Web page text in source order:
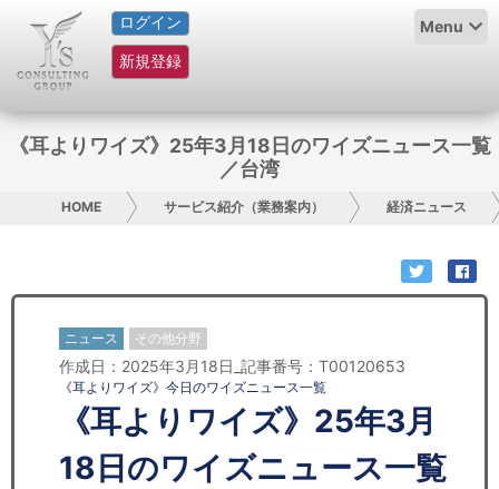
ログイン
新規登録
Menu
HOME
サービス紹介
お問い合わせ
日本人にPR
コンサルティング
リサーチ
《耳よりワイズ》25年3月18日のワイズニュース一覧
／台湾
HOME サービス紹介（業務案内） 経済ニュース
ニュース その他分野
作成日：2025年3月18日_記事番号：T00120653
《耳よりワイズ》今日のワイズニュース一覧
《耳よりワイズ》25年3月
18日のワイズニュース一覧